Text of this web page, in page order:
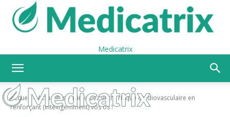
Medicatrix
Accueil Actualités
Diminuez votre risque cardiovasculaire en
renforçant (intelligemment) vos os !